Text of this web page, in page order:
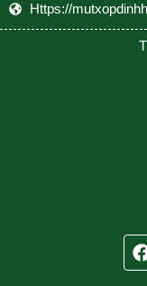
Https://